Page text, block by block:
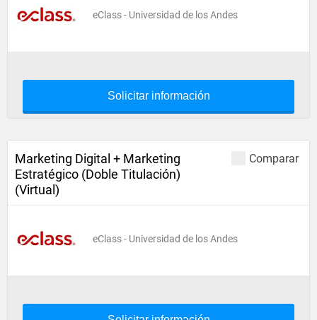
eClass - Universidad de los Andes
Solicitar información
Comparar
Marketing Digital + Marketing
Estratégico (Doble Titulación)
(Virtual)
eClass - Universidad de los Andes